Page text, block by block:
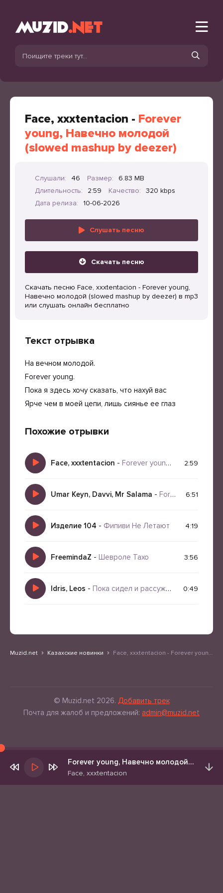
Face, xxxtentacion - Forever
young, Навечно молодой
(slowed mashup by deezer)
Слушали: 46 Размер:
6.83 MB
Длительность:
2:59 Качество:
320 kbps
Дата релиза:
10-06-2026
Слушать песню
Скачать песню
Скачать песню Face, xxxtentacion - Forever young,
Навечно молодой (slowed mashup by deezer) в mp3
или слушать онлайн бесплатно
Текст отрывка
На вечном молодой.
Forever young.
Пока я здесь хочу сказать, что нахуй вас
Ярче чем в моей цепи, лишь сиянье ее глаз
Похожие отрывки
Face, xxxtentacion - Forever young (Slowed) (mashup by.deezer) 2:59
Umar Keyn, Davvi, Mr Salama - Forever, Forever 6:51
Изделие 104 - Фипиви Не Летают 4:19
FreemindaZ - Шевроле Тахо 3:56
Idris, Leos - Пока сидел и рассуждал я тут о вечном 0:49
Muzid.net Казахские новинки Face, xxxtentacion - Forever young, Навечно молодой (slowed mashup by deezer)
© Muzid.net 2026. Добавить трек
Почта для жалоб и предложений: admin@muzid.net
Forever young, Навечно молодой (slowed mashup by deezer)
Face, xxxtentacion